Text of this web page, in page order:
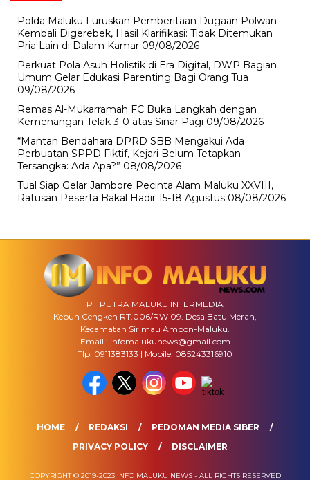
Polda Maluku Luruskan Pemberitaan Dugaan Polwan
Kembali Digerebek, Hasil Klarifikasi: Tidak Ditemukan
Pria Lain di Dalam Kamar 09/08/2026
Perkuat Pola Asuh Holistik di Era Digital, DWP Bagian
Umum Gelar Edukasi Parenting Bagi Orang Tua
09/08/2026
Remas Al-Mukarramah FC Buka Langkah dengan
Kemenangan Telak 3-0 atas Sinar Pagi 09/08/2026
“Mantan Bendahara DPRD SBB Mengakui Ada
Perbuatan SPPD Fiktif, Kejari Belum Tetapkan
Tersangka: Ada Apa?” 08/08/2026
Tual Siap Gelar Jambore Pecinta Alam Maluku XXVIII,
Ratusan Peserta Bakal Hadir 15-18 Agustus 08/08/2026
PT PUTRA MALUKU INTERMEDIA
Kebun Cengkeh RT.006/RW 09. Desa Batu Merah,
Kecamatan Sirimau Ambon-Maluku.
Email : infomalukunews@gmail.com
Tlp: 0911383133 | Mobile: 085243316910
HOME REDAKSI
PEDOMAN MEDIA SIBER
PRIVACY POLICY
DISCLAIMER
COPYRIGHT © 2019-2023 INFO MALUKU NEWS - ALL RIGHTS RESERVED